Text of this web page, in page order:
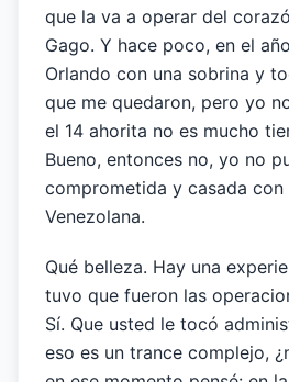
que la va a operar del
Gago. Y hace poco, en el
Orlando con una sobrina y
que me quedaron, pero yo
el 14 ahorita no es mucho
Bueno, entonces no, yo no
comprometida y casada con
Venezolana.
Qué belleza. Hay una
tuvo que fueron las
Sí. Que usted le tocó
eso es un trance complejo,